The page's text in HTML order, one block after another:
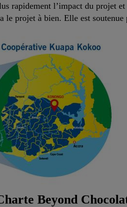
rapidement l’impact du projet
le projet à bien. Elle est
Beyond